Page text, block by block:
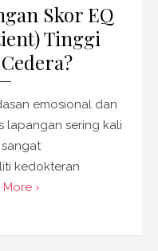
Skor EQ
Tinggi
emosional dan
lapangan sering kali
kedokteran
›